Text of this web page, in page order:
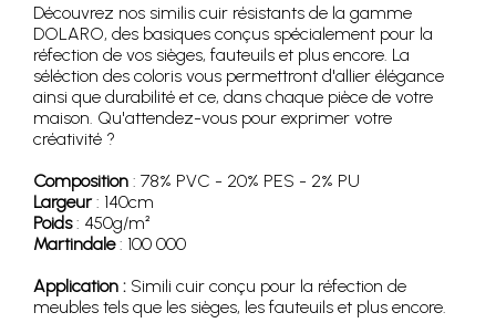
Découvrez nos similis cuir résistants de la gamme
DOLARO, des basiques conçus spécialement pour la
réfection de vos sièges, fauteuils et plus encore. La
séléction des coloris vous permettront d'allier élégance
ainsi que durabilité et ce, dans chaque pièce de votre
maison. Qu'attendez-vous pour exprimer votre
créativité ?
Composition : 78% PVC - 20% PES - 2% PU
Largeur: 140cm
Poids: 450g/m²
Martindale: 100 000
Application : Simili cuir conçu pour la réfection de
meubles tels que les sièges, les fauteuils et plus encore.